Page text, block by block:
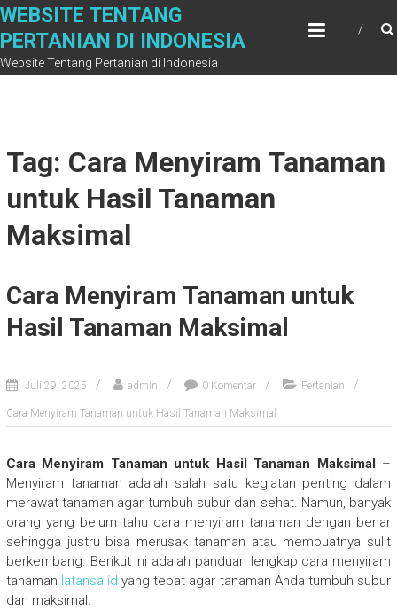
Skip
content
WEBSITE TENTANG
PERTANIAN DI INDONESIA
Website Tentang Pertanian di Indonesia
Tag: Cara Menyiram Tanaman
untuk Hasil Tanaman
Maksimal
Cara Menyiram Tanaman untuk
Hasil Tanaman Maksimal
Juli 29, 2025 admin 0 Komentar Pertanian
Cara Menyiram Tanaman untuk Hasil Tanaman Maksimal
Cara Menyiram Tanaman untuk Hasil Tanaman Maksimal –
Menyiram tanaman adalah salah satu kegiatan penting dalam
merawat tanaman agar tumbuh subur dan sehat. Namun, banyak
orang yang belum tahu cara menyiram tanaman dengan benar
sehingga justru bisa merusak tanaman atau membuatnya sulit
berkembang. Berikut ini adalah panduan lengkap cara menyiram
tanaman latansa.id yang tepat agar tanaman Anda tumbuh subur
dan maksimal.